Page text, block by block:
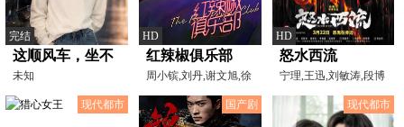
完结
这顺风车，坐不
起
未知
HD
红辣椒俱乐部
周小镔,刘丹,谢文旭,徐
少武,李精灵
HD
怒水西流
宁理,王迅,刘敏涛,段博
文,李春嫒,吕晓霖,陈
现代都市
国产剧 现代都市